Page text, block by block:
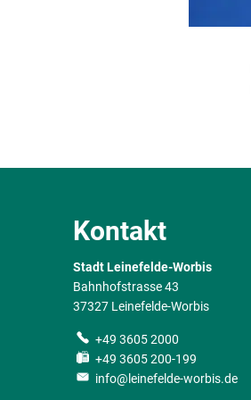
Kontakt
Stadt Leinefelde-Worbis
Bahnhofstrasse 43
37327 Leinefelde-Worbis
+49 3605 2000
+49 3605 200-199
info@leinefelde-worbis.de